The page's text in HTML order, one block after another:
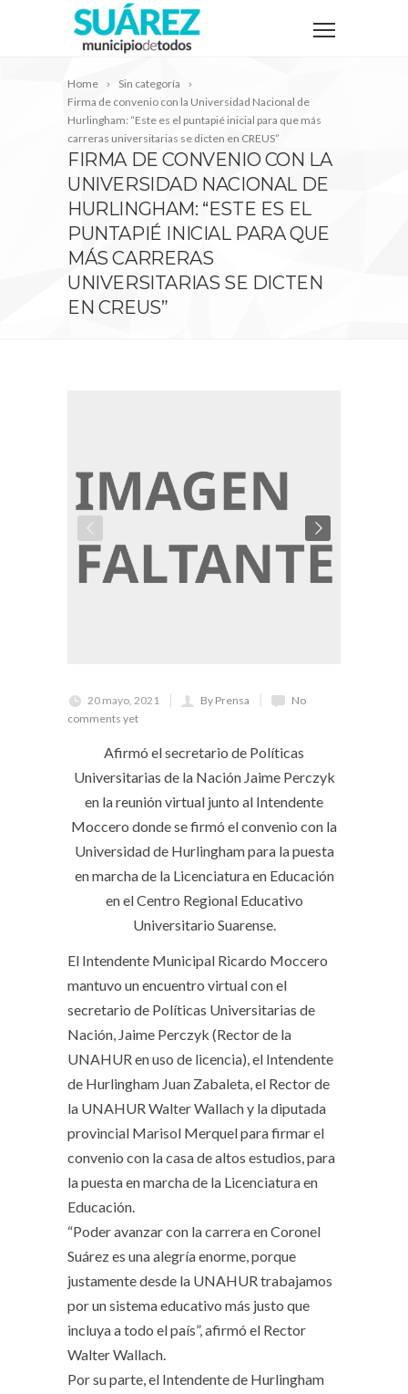
Home
Sin categoría
Firma de convenio con la Universidad Nacional de
Hurlingham: “Este es el puntapié inicial para que más
carreras universitarias se dicten en CREUS”
FIRMA DE CONVENIO CON LA
UNIVERSIDAD NACIONAL DE
HURLINGHAM: “ESTE ES EL
PUNTAPIÉ INICIAL PARA QUE
MÁS CARRERAS
UNIVERSITARIAS SE DICTEN
EN CREUS”
20 mayo, 2021 By Prensa
No
comments yet
Afirmó el secretario de Políticas
Universitarias de la Nación Jaime Perczyk
en la reunión virtual junto al Intendente
Moccero donde se firmó el convenio con la
Universidad de Hurlingham para la puesta
en marcha de la Licenciatura en Educación
en el Centro Regional Educativo
Universitario Suarense.
El Intendente Municipal Ricardo Moccero
mantuvo un encuentro virtual con el
secretario de Políticas Universitarias de
Nación, Jaime Perczyk (Rector de la
UNAHUR en uso de licencia), el Intendente
de Hurlingham Juan Zabaleta, el Rector de
la UNAHUR Walter Wallach y la diputada
provincial Marisol Merquel para firmar el
convenio con la casa de altos estudios, para
la puesta en marcha de la Licenciatura en
Educación.
“Poder avanzar con la carrera en Coronel
Suárez es una alegría enorme, porque
justamente desde la UNAHUR trabajamos
por un sistema educativo más justo que
incluya a todo el país”, afirmó el Rector
Walter Wallach.
Por su parte, el Intendente de Hurlingham